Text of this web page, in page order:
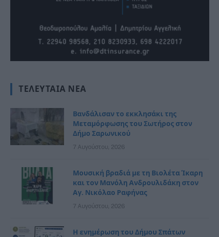
ΤΕΛΕΥΤΑΊΑ ΝΈΑ
Βανδάλισαν το εκκλησάκι της
Μεταμόρφωσης του Σωτήρος στον
Δήμο Σαρωνικού
7 Αυγούστου, 2026
Μουσική βραδιά με τη Βιολέτα Ίκαρη
και τον Μανόλη Ανδρουλιδάκη στον
Αγ. Νικόλαο Ραφήνας
7 Αυγούστου, 2026
Η ενημέρωση του Δήμου Σπάτων